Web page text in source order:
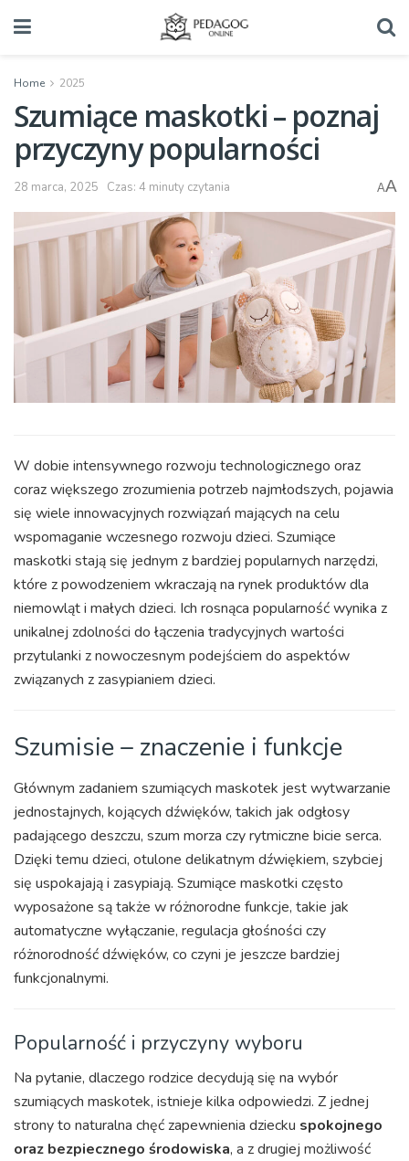
Home 2025
Szumiące maskotki – poznaj
przyczyny popularności
28 marca, 2025 Czas: 4 minuty czytania AA
W dobie intensywnego rozwoju technologicznego oraz
coraz większego zrozumienia potrzeb najmłodszych, pojawia
się wiele innowacyjnych rozwiązań mających na celu
wspomaganie wczesnego rozwoju dzieci. Szumiące
maskotki stają się jednym z bardziej popularnych narzędzi,
które z powodzeniem wkraczają na rynek produktów dla
niemowląt i małych dzieci. Ich rosnąca popularność wynika z
unikalnej zdolności do łączenia tradycyjnych wartości
przytulanki z nowoczesnym podejściem do aspektów
związanych z zasypianiem dzieci.
Szumisie – znaczenie i funkcje
Głównym zadaniem szumiących maskotek jest wytwarzanie
jednostajnych, kojących dźwięków, takich jak odgłosy
padającego deszczu, szum morza czy rytmiczne bicie serca.
Dzięki temu dzieci, otulone delikatnym dźwiękiem, szybciej
się uspokajają i zasypiają. Szumiące maskotki często
wyposażone są także w różnorodne funkcje, takie jak
automatyczne wyłączanie, regulacja głośności czy
różnorodność dźwięków, co czyni je jeszcze bardziej
funkcjonalnymi.
Popularność i przyczyny wyboru
Na pytanie, dlaczego rodzice decydują się na wybór
szumiących maskotek, istnieje kilka odpowiedzi. Z jednej
strony to naturalna chęć zapewnienia dziecku spokojnego
oraz bezpiecznego środowiska, a z drugiej możliwość